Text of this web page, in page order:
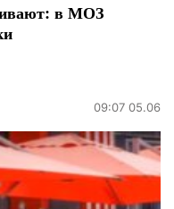
в МОЗ
09:07 05.06